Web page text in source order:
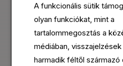
hozzájárulásával
engedélyezi vagy letiltja
fontos tudnia, hogy egyes
befolyásolhatja a
A funkcionális sütik
olyan funkciókat, mint a
tartalommegosztás a
médiában,
harmadik féltől